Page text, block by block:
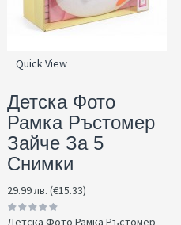
Quick View
Детска Фото
Рамка Ръстомер
Зайче За 5
Снимки
29.99 лв. (€15.33)
Детска Фото Рамка Ръстомер